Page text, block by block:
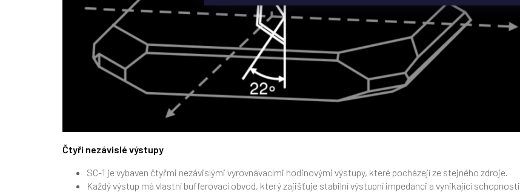
Čtyři nezávislé výstupy
SC-1 je vybaven čtyřmi nezávislými vyrovnávacími hodinovými výstupy, které pocházejí ze stejného zdroje.
Každý výstup má vlastní bufferovací obvod, který zajišťuje stabilní výstupní impedanci a vynikající schopnosti